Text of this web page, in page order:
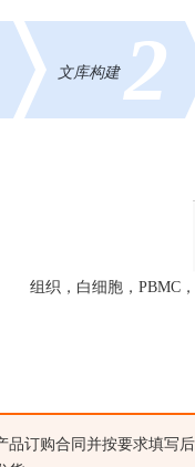
文库构建 2
组织，白细胞，PBMC
品订购合同并按要求填写